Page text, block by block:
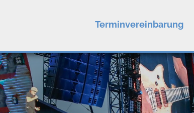
Terminvereinbarung